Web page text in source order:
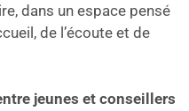
dans un espace pensé
de l’écoute et de
jeunes et conseillers